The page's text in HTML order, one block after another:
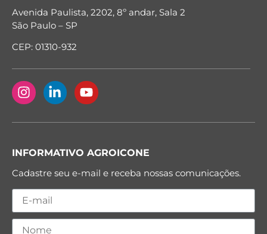
Avenida Paulista, 2202, 8º andar, Sala 2
São Paulo – SP
CEP: 01310-932
INFORMATIVO AGROICONE
Cadastre seu e-mail e receba nossas comunicações.